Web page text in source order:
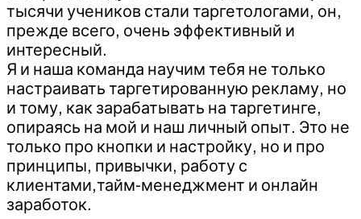
тысячи учеников стали таргетологами, он,
прежде всего, очень эффективный и
интересный.
Я и наша команда научим тебя не только
настраивать таргетированную рекламу, но
и тому, как зарабатывать на таргетинге,
опираясь на мой и наш личный опыт. Это не
только про кнопки и настройку, но и про
принципы, привычки, работу с
клиентами,тайм-менеджмент и онлайн
заработок.